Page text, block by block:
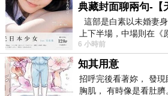
願月照人間
多數人只是凡塵中行走，
背著平庸的影子，
典藏封面聊兩句-【
這部是白素以未婚妻
上下半場，中場則在
景影射西藏境外流亡 地
6 小時前
知其用意
招呼完後看著妳， 發
胸肌， 有時像是看肚